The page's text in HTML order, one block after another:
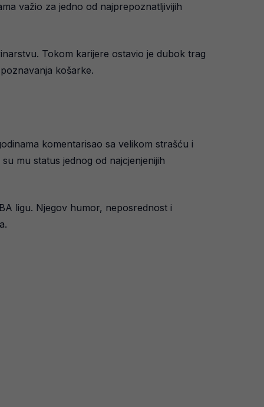
važio za jedno od najprepoznatljivijih
Tokom karijere ostavio je dubok trag
košarke.
komentarisao sa velikom strašću i
mu status jednog od najcjenjenijih
ligu. Njegov humor, neposrednost i